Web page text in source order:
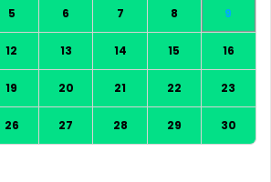
5 6 7 8 9
12 13 14 15 16
19 20 21 22 23
26 27 28 29 30